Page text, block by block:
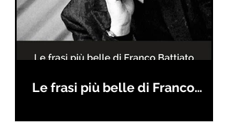
Le frasi più belle di Franco